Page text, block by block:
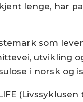
lenge, har
som
utvikling
i norsk og
(Livssyklusen